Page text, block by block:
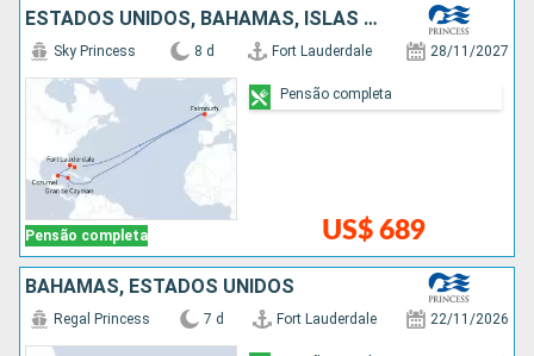
ESTADOS UNIDOS, BAHAMAS, ISLAS CAIMÁN, MÉXICO
Pensão completa
Sky Princess 8 d Fort Lauderdale 28/11/2027
US$ 689
Pensão completa
BAHAMAS, ESTADOS UNIDOS
Regal Princess 7 d Fort Lauderdale 22/11/2026